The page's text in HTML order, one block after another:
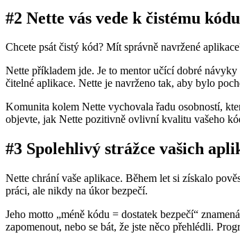
#2 Nette vás vede k čistému kódu
Chcete psát čistý kód? Mít správně navržené
Nette příkladem jde. Je to mentor učící dobré
čitelné aplikace. Nette je navrženo tak, aby bylo
Komunita kolem Nette vychovala řadu osobností,
objevte, jak Nette pozitivně ovlivní kvalitu vašeho
#3 Spolehlivý strážce vašich
Nette chrání vaše aplikace. Během let si získalo
práci, ale nikdy na úkor bezpečí.
Jeho motto „méně kódu = dostatek bezpečí“
zapomenout, nebo se bát, že jste něco přehlédli.